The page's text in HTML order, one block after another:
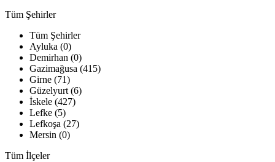
Tüm Şehirler
Tüm Şehirler
Ayluka (0)
Demirhan (0)
Gazimağusa (415)
Girne (71)
Güzelyurt (6)
İskele (427)
Lefke (5)
Lefkoşa (27)
Mersin (0)
Tüm İlçeler